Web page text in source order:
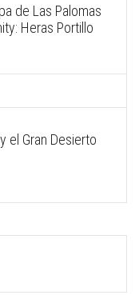
de Las Palomas
Heras Portillo
el Gran Desierto